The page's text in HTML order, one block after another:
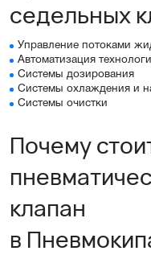
седельных
Управление потоками
Автоматизация
Системы дозирования
Системы охлаждения и
Системы очистки
Почему
клапан
в